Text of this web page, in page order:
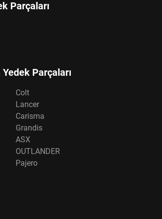
Parçaları
Parçaları
Colt
Lancer
Carisma
Grandis
ASX
OUTLANDER
Pajero